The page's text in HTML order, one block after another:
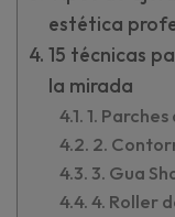
estética
15 técnicas
la mirada
1.
2.
3. Gua
4. Roller